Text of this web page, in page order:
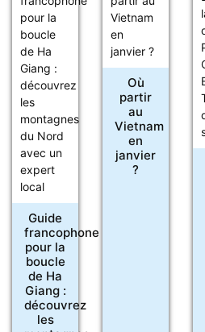
Guide
francophone
pour la
boucle
de Ha
Giang :
découvrez
les
Où
partir
au
Vietnam
en
janvier
?